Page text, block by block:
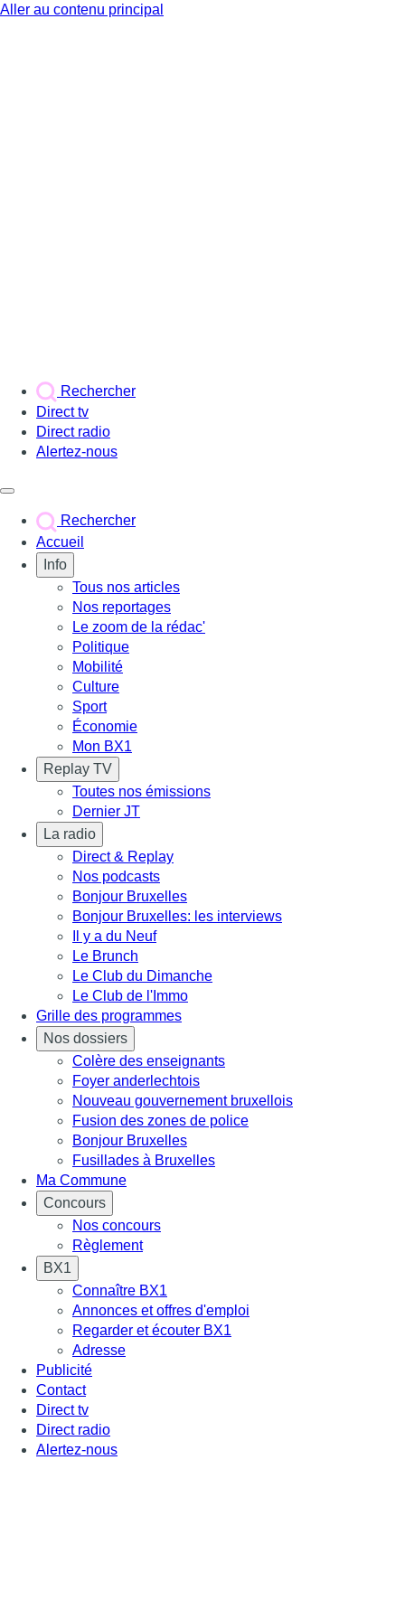
Aller au contenu principal
Rechercher
Direct tv
Direct radio
Alertez-nous
Rechercher
Accueil
Info
Tous nos articles
Nos reportages
Le zoom de la rédac'
Politique
Mobilité
Culture
Sport
Économie
Mon BX1
Replay TV
Toutes nos émissions
Dernier JT
La radio
Direct & Replay
Nos podcasts
Bonjour Bruxelles
Bonjour Bruxelles: les interviews
Il y a du Neuf
Le Brunch
Le Club du Dimanche
Le Club de l'Immo
Grille des programmes
Nos dossiers
Colère des enseignants
Foyer anderlechtois
Nouveau gouvernement bruxellois
Fusion des zones de police
Bonjour Bruxelles
Fusillades à Bruxelles
Ma Commune
Concours
Nos concours
Règlement
BX1
Connaître BX1
Annonces et offres d'emploi
Regarder et écouter BX1
Adresse
Publicité
Contact
Direct tv
Direct radio
Alertez-nous